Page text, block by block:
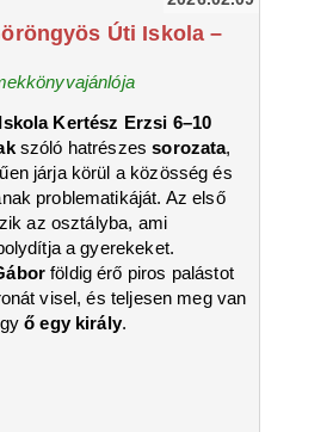
Úti Iskola –
Kertész Erzsi 6–10
szóló hatrészes sorozata,
járja körül a közösség és
problematikáját. Az első
az osztályba, ami
a gyerekeket.
földig érő piros palástot
visel, és teljesen meg van
ő egy király.